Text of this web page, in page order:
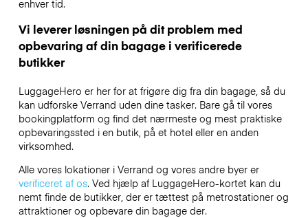
enhver tid.
Vi leverer løsningen på dit problem med
opbevaring af din bagage i verificerede
butikker
LuggageHero er her for at frigøre dig fra din bagage, så du
kan udforske Verrand uden dine tasker. Bare gå til vores
bookingplatform og find det nærmeste og mest praktiske
opbevaringssted i en butik, på et hotel eller en anden
virksomhed.
Alle vores lokationer i Verrand og vores andre byer er
verificeret af os. Ved hjælp af LuggageHero-kortet kan du
nemt finde de butikker, der er tættest på metrostationer og
attraktioner og opbevare din bagage der.